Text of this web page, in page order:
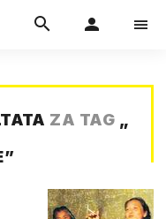
ZA TAG „
”